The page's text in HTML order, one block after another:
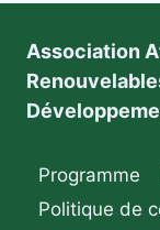
Association
Programme
Politique de